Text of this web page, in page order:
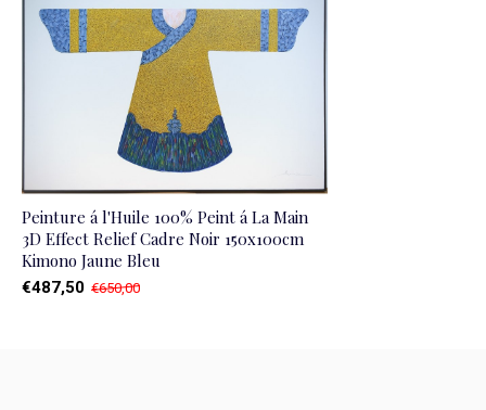
Peinture á l'Huile 100% Peint á La Main
3D Effect Relief Cadre Noir 150x100cm
Kimono Jaune Bleu
€487,50 €650,00